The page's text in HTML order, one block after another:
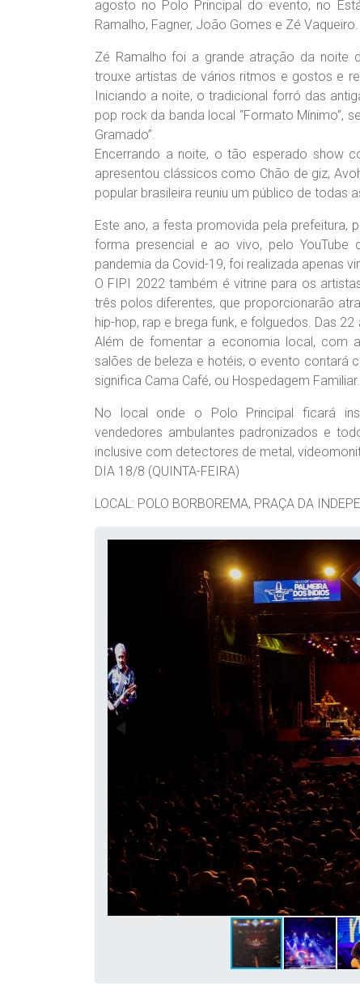
agosto no Polo Principal do evento, no
Ramalho, Fagner, João Gomes e Zé Vaqueiro.
Zé Ramalho foi a grande atração da noite
trouxe artistas de vários ritmos e gostos e
Iniciando a noite, o tradicional forró das
pop rock da banda local “Formato Mínimo”,
Gramado”.
Encerrando a noite, o tão esperado show
apresentou clássicos como Chão de giz,
popular brasileira reuniu um público de todas
Este ano, a festa promovida pela prefeitura,
forma presencial e ao vivo, pelo YouTube
pandemia da Covid-19, foi realizada apenas
O FIPI 2022 também é vitrine para os
três polos diferentes, que proporcionarão
hip-hop, rap e brega funk, e folguedos. Das
Além de fomentar a economia local, com
salões de beleza e hotéis, o evento contará
significa Cama Café, ou Hospedagem Familiar.
No local onde o Polo Principal ficará
vendedores ambulantes padronizados e
inclusive com detectores de metal,
DIA 18/8 (QUINTA-FEIRA)
LOCAL: POLO BORBOREMA, PRAÇA DA